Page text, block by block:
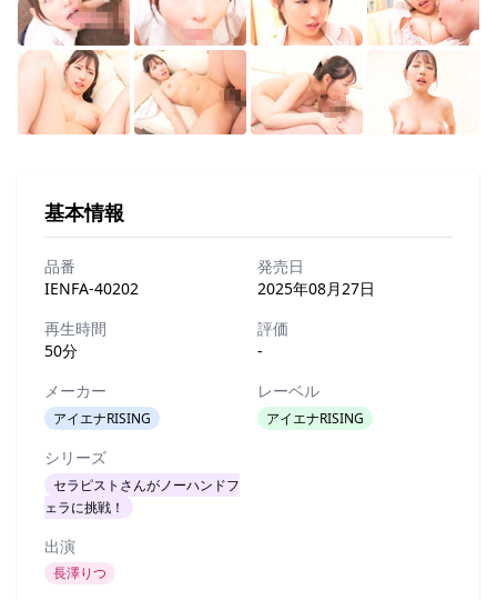
基本情報
品番
IENFA-40202
発売日
2025年08月27日
再生時間
50分
評価
-
メーカー
アイエナRISING
レーベル
アイエナRISING
シリーズ
セラピストさんがノーハンドフ
ェラに挑戦！
出演
長澤りつ